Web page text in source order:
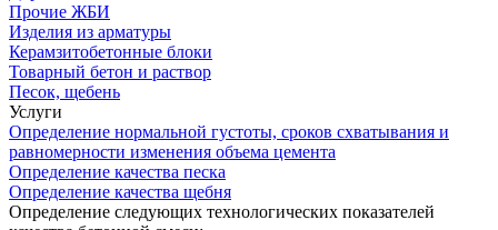
Прочие ЖБИ
Изделия из арматуры
Керамзитобетонные блоки
Товарный бетон и раствор
Песок, щебень
Услуги
Определение нормальной густоты, сроков схватывания и
равномерности изменения объема цемента
Определение качества песка
Определение качества щебня
Определение следующих технологических показателей